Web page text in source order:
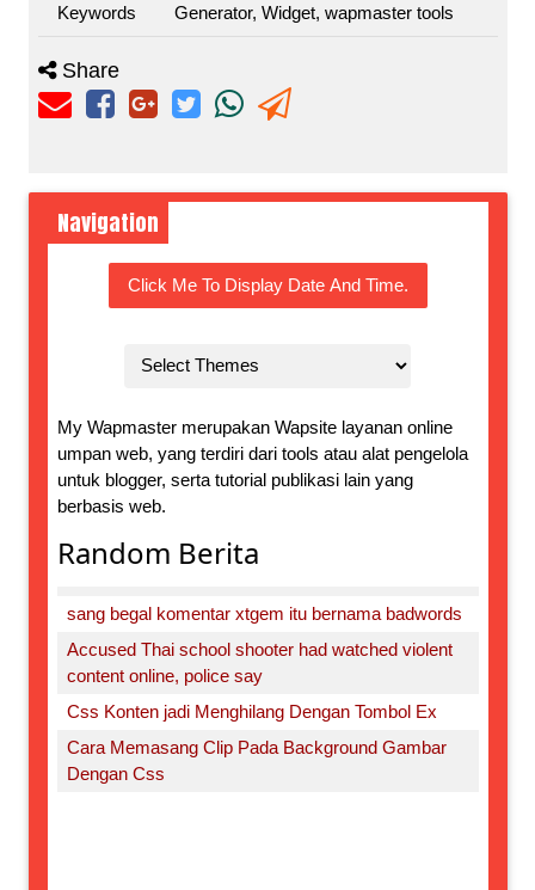
Keywords Generator, Widget, wapmaster tools
Share
Navigation
Click Me To Display Date And Time.
My Wapmaster merupakan Wapsite layanan online
umpan web, yang terdiri dari tools atau alat pengelola
untuk blogger, serta tutorial publikasi lain yang
berbasis web.
Random Berita
sang begal komentar xtgem itu bernama badwords
Accused Thai school shooter had watched violent
content online, police say
Css Konten jadi Menghilang Dengan Tombol Ex
Cara Memasang Clip Pada Background Gambar
Dengan Css